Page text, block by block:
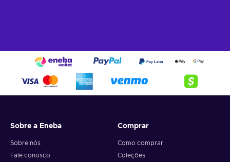
Sobre a Eneba
Sobre nós
Fale conosco
Comprar
Como comprar
Coleções